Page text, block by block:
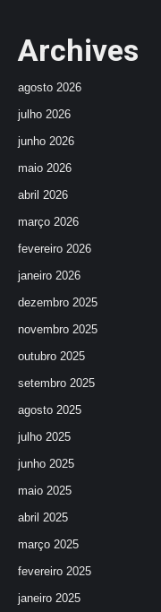
Archives
agosto 2026
julho 2026
junho 2026
maio 2026
abril 2026
março 2026
fevereiro 2026
janeiro 2026
dezembro 2025
novembro 2025
outubro 2025
setembro 2025
agosto 2025
julho 2025
junho 2025
maio 2025
abril 2025
março 2025
fevereiro 2025
janeiro 2025